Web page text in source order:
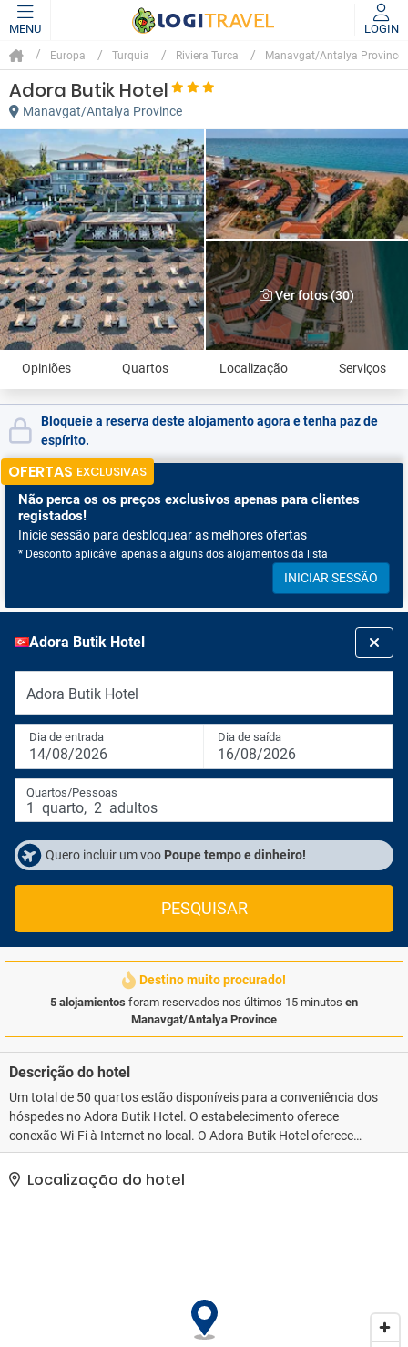
MENU LOGIN
Europa Turquia Riviera Turca Manavgat/Antalya Province
Adora Butik Hotel
Manavgat/Antalya Province
Ver fotos (30)
Opiniões Quartos Localização Serviços
Bloqueie a reserva deste alojamento agora e tenha paz de
espírito.
OFERTAS EXCLUSIVAS
Não perca os os preços exclusivos apenas para clientes
registados!
Inicie sessão para desbloquear as melhores ofertas
* Desconto aplicável apenas a alguns dos alojamentos da lista
INICIAR SESSÃO
Adora Butik Hotel
Adora Butik Hotel
Dia de entrada
14/08/2026
Dia de saída
16/08/2026
Quartos/Pessoas
1 quarto, 2 adultos
Quero incluir um voo Poupe tempo e dinheiro!
PESQUISAR
Destino muito procurado!
5 alojamientos foram reservados nos últimos 15 minutos en
Manavgat/Antalya Province
Descrição do hotel
Um total de 50 quartos estão disponíveis para a conveniência dos
hóspedes no Adora Butik Hotel. O estabelecimento oferece
conexão Wi-Fi à Internet no local. O Adora Butik Hotel oferece
receção 24 horas para a conveniência dos hóspedes. O Adora
Butik Hotel não oferece berços mediante pedido. Uma taxa pode
ser cobrada por alguns serviços.
Localização do hotel